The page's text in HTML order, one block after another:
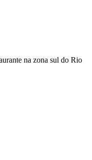
na zona sul do Rio